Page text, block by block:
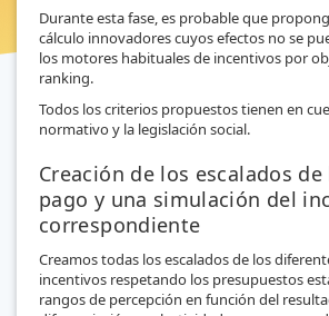
Durante esta fase, es probable que
cálculo innovadores cuyos efectos no se
los motores habituales de incentivos por
ranking.
Todos los criterios propuestos tienen en
normativo y la legislación social.
Creación de los escalados
pago y una simulación del
correspondiente
Creamos todas los escalados de los
incentivos respetando los presupuestos
rangos de percepción en función del